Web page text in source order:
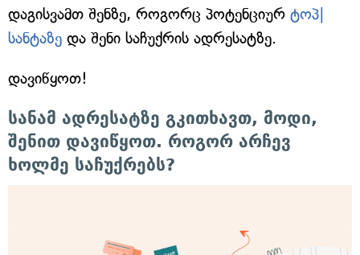
დაგისვამთ შენზე, როგორც პოტენციურ ტოპ|
სანტაზე და შენი საჩუქრის ადრესატზე.
დავიწყოთ!
სანამ ადრესატზე გკითხავთ, მოდი,
შენით დავიწყოთ. როგორ არჩევ
ხოლმე საჩუქრებს?